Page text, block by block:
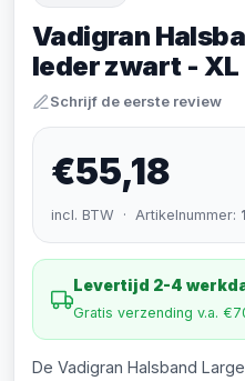
Vadigran
leder zwart - XL
Schrijf de eerste review
€55,18
incl. BTW · Artikelnummer:
Levertijd 2-4
Gratis verzending v.a.
De Vadigran Halsband